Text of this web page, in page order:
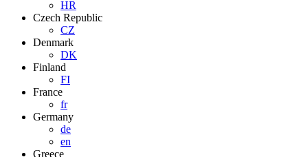
HR
Czech Republic
CZ
Denmark
DK
Finland
FI
France
fr
Germany
de
en
Greece